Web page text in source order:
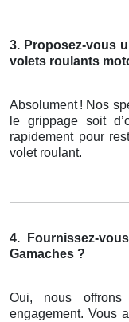
3. Proposez-vous
volets roulants
Absolument ! Nos sp
le grippage soit d’
rapidement pour
volet roulant.
4. Fournissez-
Gamaches ?
Oui, nous
engagement. Vous